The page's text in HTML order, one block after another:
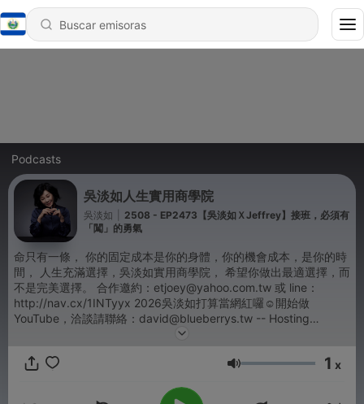
Podcasts
吳淡如人生實用商學院
吳淡如
2508 - EP2473【吳淡如ＸJeffrey】接班，必須有
「闖」的勇氣
命只有一條， 你的固定成本是你的身體，你的機會成本，是你的時
間， 人生充滿選擇，吳淡如實用商學院， 希望你做出最適選擇，而
不是完美選擇。 合作邀約：etjoey@yahoo.com.tw 或 line：
http://nav.cx/1INTyyx 2026吳淡如打算當網紅囉☺️開始做
YouTube，洽談請聯絡：david@blueberrys.tw -- Hosting
Volumen 1 x